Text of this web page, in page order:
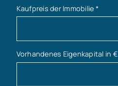
Kaufpreis der Immobilie *
Vorhandenes Eigenkapital in €